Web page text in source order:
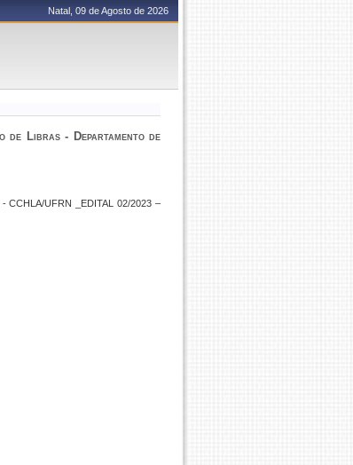
Natal, 09 de Agosto de 2026
de Libras - Departamento de
CCHLA/UFRN _EDITAL 02/2023 –